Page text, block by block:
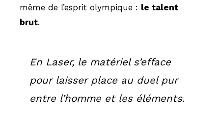
même de l’esprit olympique : le talent
brut.
En Laser, le matériel s’efface
pour laisser place au duel pur
entre l’homme et les éléments.